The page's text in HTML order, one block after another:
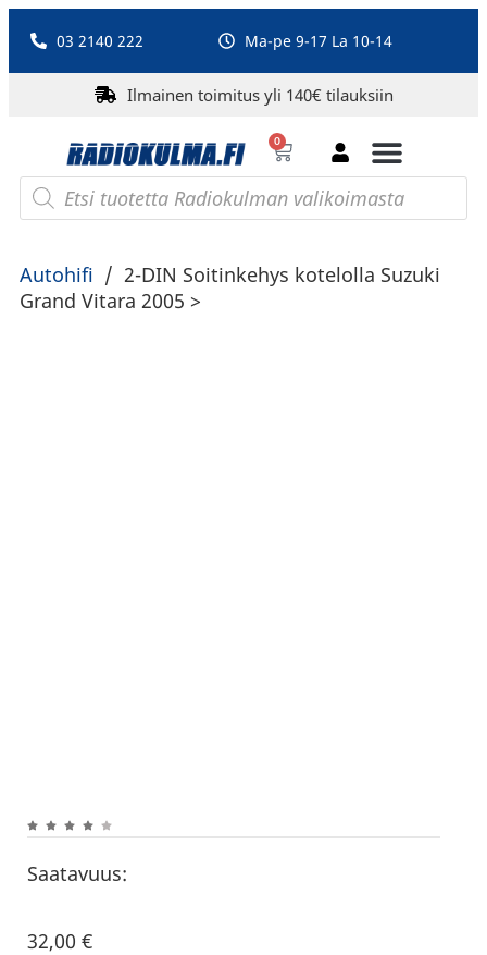
03 2140 222 Ma-pe 9-17 La 10-14
Ilmainen toimitus yli 140€ tilauksiin
0
Autohifi / 2-DIN Soitinkehys kotelolla Suzuki
Grand Vitara 2005 >
Saatavuus:
32,00€